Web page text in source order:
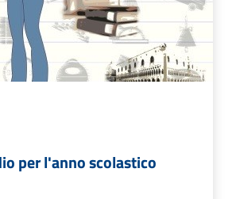
per l'anno scolastico